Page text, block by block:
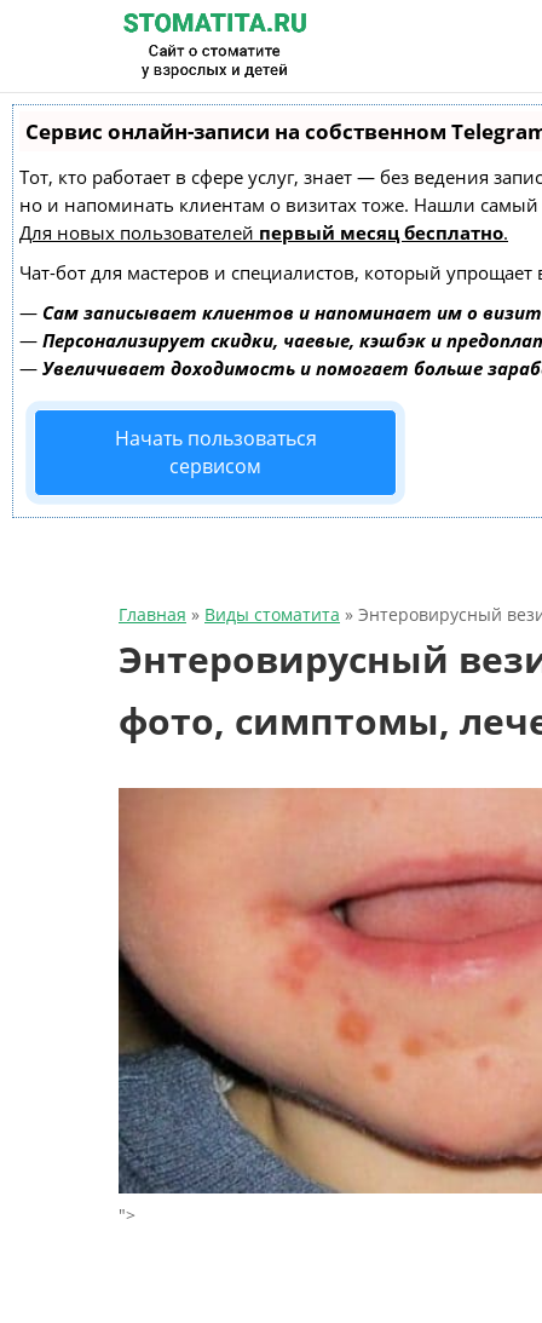
Сервис онлайн-записи на собственном
Тот, кто работает в сфере услуг, знает — без ведения
но и напоминать клиентам о визитах тоже. Нашли
Для новых пользователей первый месяц бесплатно.
Чат-бот для мастеров и специалистов, который упрощает
— Сам записывает клиентов и напоминает им о
— Персонализирует скидки, чаевые, кэшбэк и
— Увеличивает доходимость и помогает больше
Начать пользоваться
сервисом
Главная » Виды стоматита » Энтеровирусный
Энтеровирусный
фото, симптомы,
">